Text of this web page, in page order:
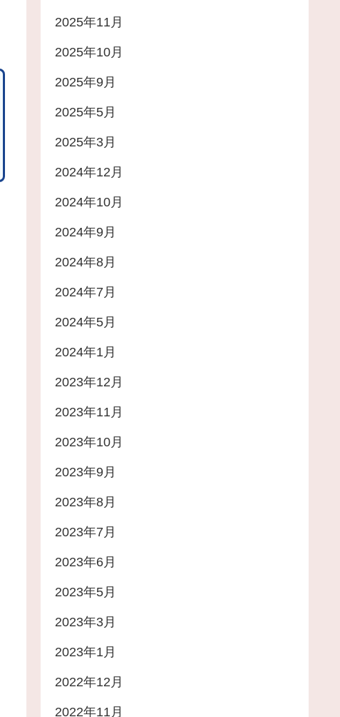
2025年11月
2025年10月
2025年9月
2025年5月
2025年3月
2024年12月
2024年10月
2024年9月
2024年8月
2024年7月
2024年5月
2024年1月
2023年12月
2023年11月
2023年10月
2023年9月
2023年8月
2023年7月
2023年6月
2023年5月
2023年3月
2023年1月
2022年12月
2022年11月